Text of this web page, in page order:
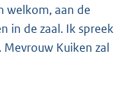
welkom, aan de
in de zaal. Ik spreek
Kuiken zal